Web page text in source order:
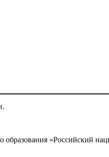
«Российский